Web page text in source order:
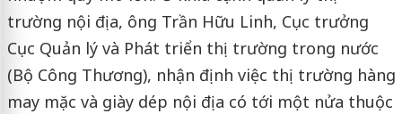
trường nội địa, ông Trần Hữu Linh, Cục trưởng
Cục Quản lý và Phát triển thị trường trong nước
(Bộ Công Thương), nhận định việc thị trường hàng
may mặc và giày dép nội địa có tới một nửa thuộc